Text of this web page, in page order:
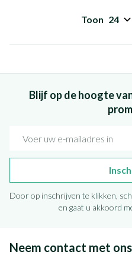
Toon
Blijf op de hoogte
Door op inschrijven te klikken,
en gaat u akkoord
Neem contact met